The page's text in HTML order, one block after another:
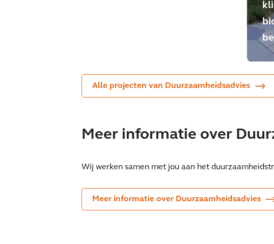
Alle projecten van Duurzaamheidsadvies
Meer informatie over
Wij werken samen met jou aan het
Meer informatie over Duurzaamheidsadvies